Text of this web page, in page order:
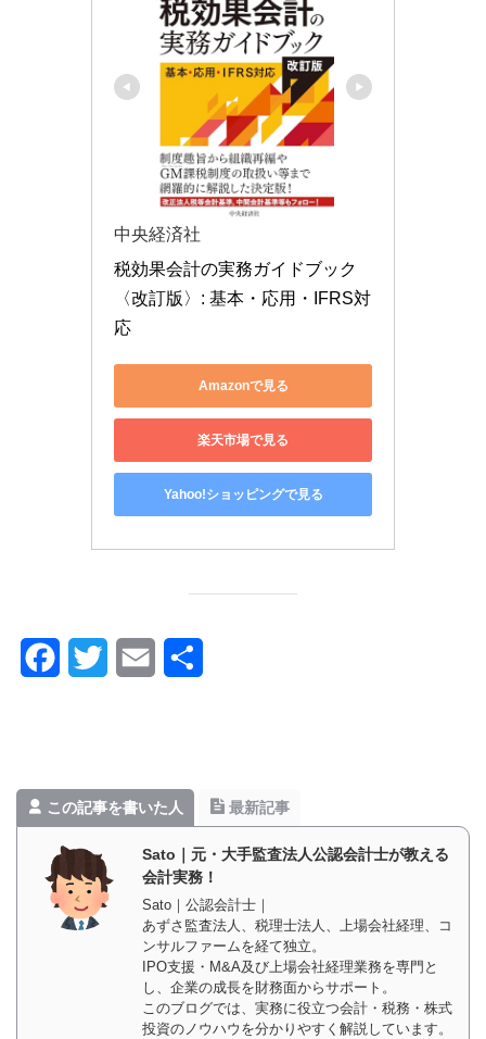
中央経済社
税効果会計の実務ガイドブック
〈改訂版〉: 基本・応用・IFRS対
応
Amazonで見る
楽天市場で見る
Yahoo!ショッピングで見る
b
o
o
k
t
r
l
この記事を書いた人 最新記事
Sato｜元・大手監査法人公認会計士が教える
会計実務！
Sato｜公認会計士｜
あずさ監査法人、税理士法人、上場会社経理、コ
ンサルファームを経て独立。
IPO支援・M&A及び上場会社経理業務を専門と
し、企業の成長を財務面からサポート。
このブログでは、実務に役立つ会計・税務・株式
投資のノウハウを分かりやすく解説しています。